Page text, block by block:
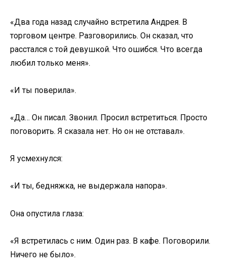
«Два года назад случайно встретила Андрея. В
торговом центре. Разговорились. Он сказал, что
расстался с той девушкой. Что ошибся. Что всегда
любил только меня».
«И ты поверила».
«Да… Он писал. Звонил. Просил встретиться. Просто
поговорить. Я сказала нет. Но он не отставал».
Я усмехнулся:
«И ты, бедняжка, не выдержала напора».
Она опустила глаза:
«Я встретилась с ним. Один раз. В кафе. Поговорили.
Ничего не было».